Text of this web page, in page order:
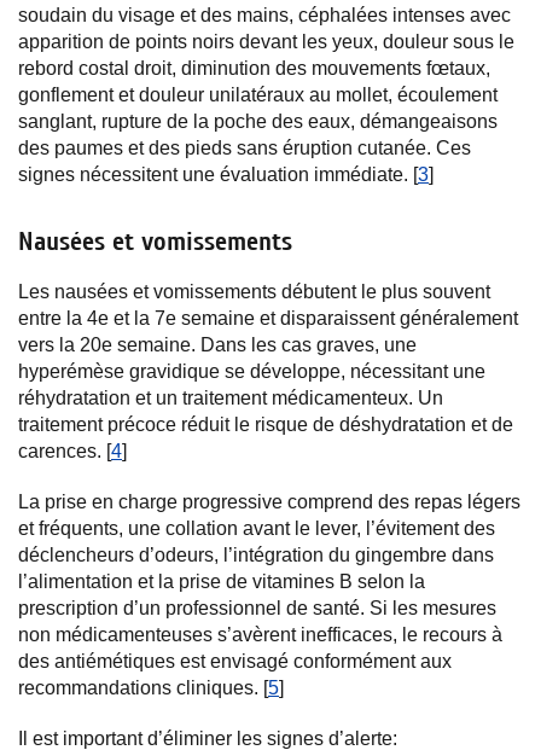
soudain du visage et des mains, céphalées intenses avec
apparition de points noirs devant les yeux, douleur sous le
rebord costal droit, diminution des mouvements fœtaux,
gonflement et douleur unilatéraux au mollet, écoulement
sanglant, rupture de la poche des eaux, démangeaisons
des paumes et des pieds sans éruption cutanée. Ces
signes nécessitent une évaluation immédiate. [3]
Nausées et vomissements
Les nausées et vomissements débutent le plus souvent
entre la 4e et la 7e semaine et disparaissent généralement
vers la 20e semaine. Dans les cas graves, une
hyperémèse gravidique se développe, nécessitant une
réhydratation et un traitement médicamenteux. Un
traitement précoce réduit le risque de déshydratation et de
carences. [4]
La prise en charge progressive comprend des repas légers
et fréquents, une collation avant le lever, l’évitement des
déclencheurs d’odeurs, l’intégration du gingembre dans
l’alimentation et la prise de vitamines B selon la
prescription d’un professionnel de santé. Si les mesures
non médicamenteuses s’avèrent inefficaces, le recours à
des antiémétiques est envisagé conformément aux
recommandations cliniques. [5]
Il est important d’éliminer les signes d’alerte: